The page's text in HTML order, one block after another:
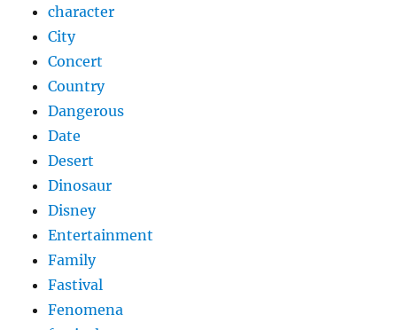
character
City
Concert
Country
Dangerous
Date
Desert
Dinosaur
Disney
Entertainment
Family
Fastival
Fenomena